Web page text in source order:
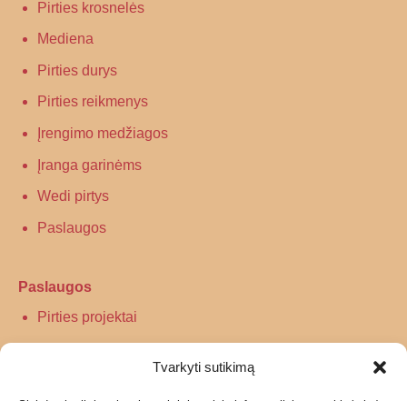
Tvarkyti sutikimą
Pirties krosnelės
Mediena
Pirties durys
Pirties reikmenys
Įrengimo medžiagos
Įranga garinėms
Wedi pirtys
Paslaugos
Paslaugos
Pirties projektai
Turkiškos pirties įrengimas